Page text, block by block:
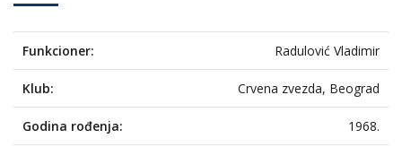
Funkcioner: Radulović Vladimir
Klub: Crvena zvezda, Beograd
Godina rođenja: 1968.